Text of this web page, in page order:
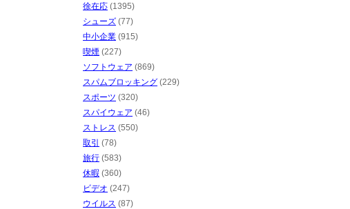
徐在応 (1395)
シューズ (77)
中小企業 (915)
喫煙 (227)
ソフトウェア (869)
スパムブロッキング (229)
スポーツ (320)
スパイウェア (46)
ストレス (550)
取引
(78)
旅行 (583)
休暇 (360)
ビデオ (247)
ウイルス (87)